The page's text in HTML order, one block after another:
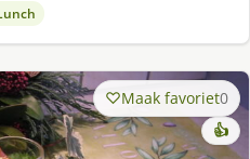
Maak favoriet0
👍